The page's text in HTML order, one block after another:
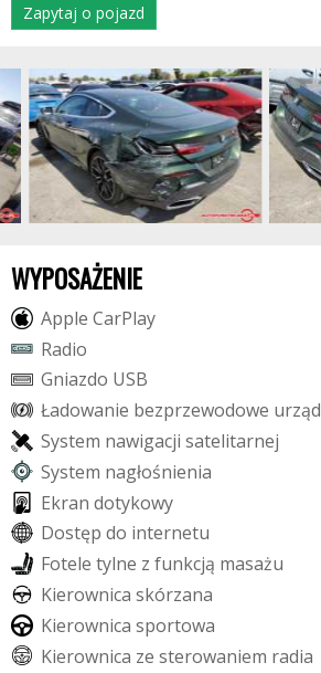
Zapytaj o pojazd
WYPOSAŻENIE
Apple CarPlay
Radio
Gniazdo USB
Ładowanie bezprzewodowe urząd
System nawigacji satelitarnej
System nagłośnienia
Ekran dotykowy
Dostęp do internetu
Fotele tylne z funkcją masażu
Kierownica skórzana
Kierownica sportowa
Kierownica ze sterowaniem radia